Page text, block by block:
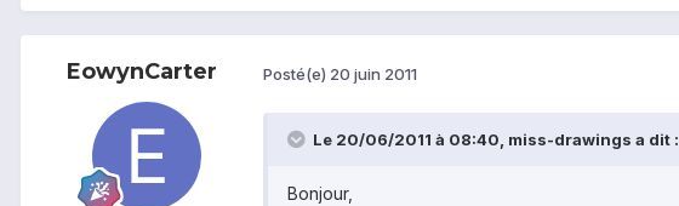
EowynCarter Posté(e) 20 juin 2011
Le 20/06/2011 à 08:40, miss-drawings a dit :
Bonjour,